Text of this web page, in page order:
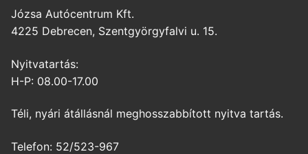
Józsa Autócentrum Kft.
4225 Debrecen, Szentgyörgyfalvi u. 15.
Nyitvatartás:
H-P: 08.00-17.00
Téli, nyári átállásnál meghosszabbított nyitva tartás.
Telefon: 52/523-967